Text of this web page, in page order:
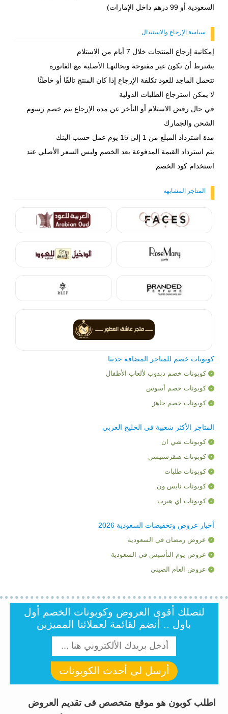
السعودية أو 99 درهم داخل الإمارات)
سياسة الإرجاع والاستبدال
إمكانية إرجاع المنتجات خلال 7 أيام من الاستلام
يشترط أن تكون غير مفتوحة وبحالتهـا الأصلية مع الفاتورة
تتحمل الماجد للعود تكلفة الإرجاع إذا كان المنتج تالفًا أو خاطئًا
لا يمكن استرجاع الطلبات الدولية
في حال رفض الاستلام أو التأخر عن مدة الإرجاع يتم خصم رسوم
الشحن والجمارك
مدة استرداد المبلغ من 1 إلى 15 يوم عمل حسب البنك
يتم استرداد القيمة المدفوعة بعد الخصم وليس السعر الأصلي عند
استخدام كود الخصم
المتاجر المشابهه
كوبونات خصم للمتاجر المضافة حديثا
كوبونات خصم دبدوب لألعاب الأطفال
كوبونات خصم أسوس
كوبونات خصم جاهز
المتاجر الأكثر شعبية في الخليج العربي
كوبونات شي ان
كوبونات هنقرستيشن
كوبونات طلبات
كوبونات نايس ون
كوبونات اي هيرب
أخبار عروض وتخفيضات السعودية 2026
عروض رمضان في السعودية
عروض يوم التأسيس في السعودية
عروض العام الصيني
لتصلك أقوى العروض وكوبونات الخصم أول
باول .. أنضم لقائمة لعملائنا المميزين
أرسل لى أحدث الكوبونات
اطلب كوبون هو موقع متخصص فى تقديم العروض